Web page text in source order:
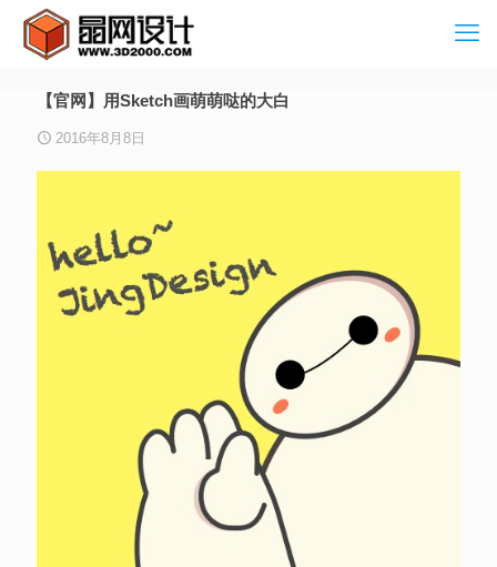
【官网】用Sketch画萌萌哒的大白
2016年8月8日